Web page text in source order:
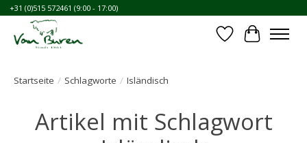
+31 (0)515 572461 (9:00 - 17:00)
Wunschzettel
Ihr
Startseite / Schlagworte / Isländisch
Artikel mit Schlagwort